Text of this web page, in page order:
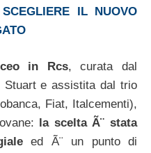
IL NUOVO
in Rcs, curata dal
Stuart e assistita dal trio
Fiat, Italcementi),
la scelta Ã¨ stata
ed Ã¨ un punto di